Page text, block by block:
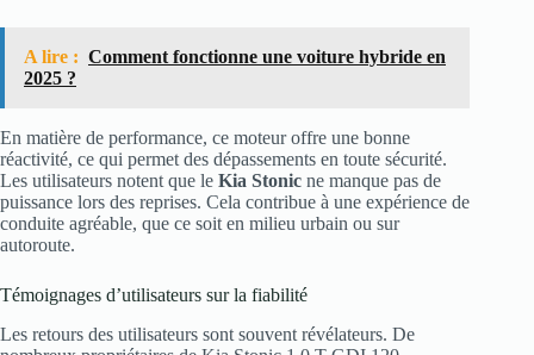
A lire : Comment fonctionne une voiture hybride en
2025 ?
En matière de performance, ce moteur offre une bonne
réactivité, ce qui permet des dépassements en toute sécurité.
Les utilisateurs notent que le Kia Stonic ne manque pas de
puissance lors des reprises. Cela contribue à une expérience de
conduite agréable, que ce soit en milieu urbain ou sur
autoroute.
Témoignages d’utilisateurs sur la fiabilité
Les retours des utilisateurs sont souvent révélateurs. De